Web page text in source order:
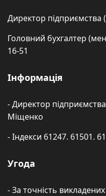
Директор підприємства
Головний бухгалтер
16-51
Інформація
- Директор
Міщенко
- Індекси 61247. 61501.
Угода
- За точність викладених